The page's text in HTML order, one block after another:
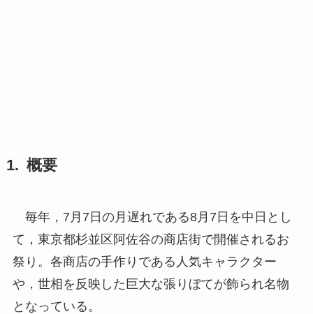
概要
毎年，7月7日の月遅れである8月7日を中日とし
て，東京都杉並区阿佐谷の商店街で開催されるお
祭り。各商店の手作りである人気キャラクター
や，世相を反映した巨大な張りぼてが飾られ名物
となっている。